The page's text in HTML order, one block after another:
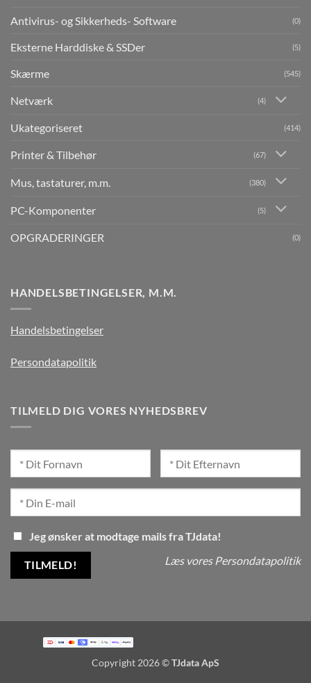
Antivirus- og Sikkerheds- Software (0)
Eksterne Harddiske & SSDer (5)
Skærme (545)
Netværk (4)
Ukategoriseret (414)
Printer & Tilbehør (67)
Mus, tastaturer, m.m. (380)
PC-Komponenter (5)
OPGRADERINGER (0)
HANDELSBETINGELSER, M.M.
Handelsbetingelser
Persondatapolitik
TILMELD DIG VORES NYHEDSBREV
Jeg ønsker at modtage mails fra TJdata!
Læs vores Persondatapolitik
Copyright 2026 ©TJdata ApS